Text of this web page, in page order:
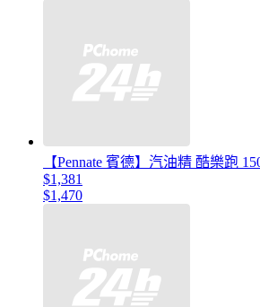
【Pennate 賓德】汽油精 酷樂跑
$1,381
$1,470